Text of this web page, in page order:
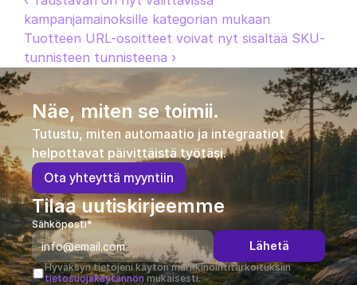
kampanjamainoksille kategorian mukaan
Tuotteen URL-osoitteet voivat nyt sisältää SKU-
tunnisteen tunnisteena ›
Näe, miten se toimii.
Tutustu, miten automaatio ja integraatiot
helpottavat päivittäistä työtäsi.
Ota yhteyttä myyntiin
Tilaa uutiskirjeemme
Sähköposti*
Lähetä
Hyväksyn tietojeni käytön markkinointitarkoituksiin
tietosuojakäytännön mukaisesti.